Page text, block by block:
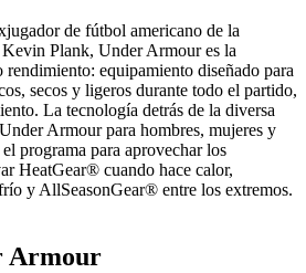
de fútbol americano de la
Plank, Under Armour es la
rendimiento: equipamiento diseñado para
secos y ligeros durante todo el partido,
La tecnología detrás de la diversa
Armour para hombres, mujeres y
programa para aprovechar los
HeatGear® cuando hace calor,
y AllSeasonGear® entre los extremos.
Armour